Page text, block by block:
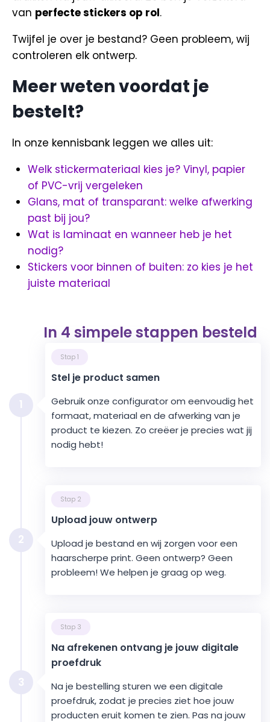
van perfecte stickers op rol.
Twijfel je over je bestand? Geen probleem, wij
controleren elk ontwerp.
Meer weten voordat je
bestelt?
In onze kennisbank leggen we alles uit:
Welk stickermateriaal kies je? Vinyl, papier
of PVC-vrij vergeleken
Glans, mat of transparant: welke afwerking
past bij jou?
Wat is laminaat en wanneer heb je het
nodig?
Stickers voor binnen of buiten: zo kies je het
juiste materiaal
In 4 simpele stappen besteld
Stap 1
Stel je product samen
Gebruik onze configurator om eenvoudig het
formaat, materiaal en de afwerking van je
product te kiezen. Zo creëer je precies wat jij
nodig hebt!
Stap 2
Upload jouw ontwerp
Upload je bestand en wij zorgen voor een
haarscherpe print. Geen ontwerp? Geen
probleem! We helpen je graag op weg.
Stap 3
Na afrekenen ontvang je jouw digitale
proefdruk
Na je bestelling sturen we een digitale
proefdruk, zodat je precies ziet hoe jouw
producten eruit komen te zien. Pas na jouw